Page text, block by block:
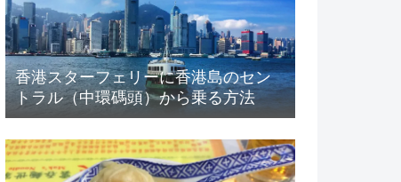
香港スターフェリーに香港島のセン
トラル（中環碼頭）から乗る方法